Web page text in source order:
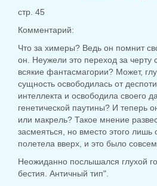
стр. 45
Комментарий:
Что за химеры? Ведь он помнит
он. Неужели это переход за черту
всякие фантасмагории? Может,
сущность освободилась от
интеллекта и освободила своего
генетической паутины? И теперь
или макрель? Такое мнение
засмеяться, но вместо этого лишь
полетела вверх, и это было
Неожиданно послышался глухой
бестия. Античный тип".